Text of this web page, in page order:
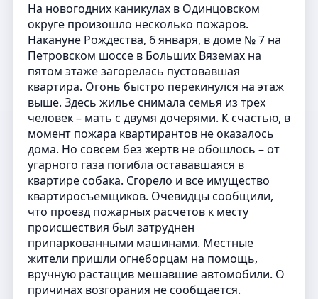
На новогодних каникулах в Одинцовском
округе произошло несколько пожаров.
Накануне Рождества, 6 января, в доме № 7 на
Петровском шоссе в Больших Вяземах на
пятом этаже загорелась пустовавшая
квартира. Огонь быстро перекинулся на этаж
выше. Здесь жилье снимала семья из трех
человек – мать с двумя дочерями. К счастью, в
момент пожара квартирантов не оказалось
дома. Но совсем без жертв не обошлось – от
угарного газа погибла остававшаяся в
квартире собака. Сгорело и все имущество
квартиросъемщиков. Очевидцы сообщили,
что проезд пожарных расчетов к месту
происшествия был затруднен
припаркованными машинами. Местные
жители пришли огнеборцам на помощь,
вручную растащив мешавшие автомобили. О
причинах возгорания не сообщается.